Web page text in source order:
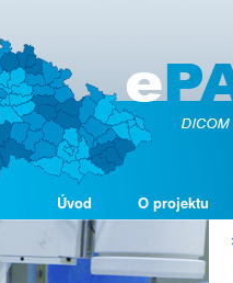
Úvod O projektu